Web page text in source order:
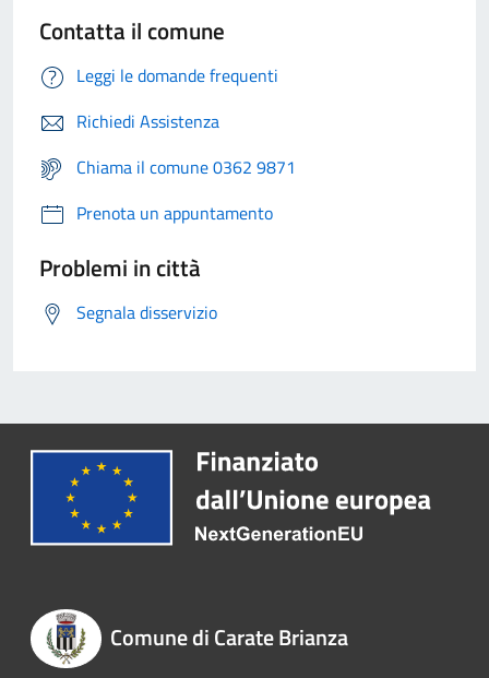
Contatta il comune
Leggi le domande frequenti
Richiedi Assistenza
Chiama il comune 0362 9871
Prenota un appuntamento
Problemi in città
Segnala disservizio
Comune di Carate Brianza